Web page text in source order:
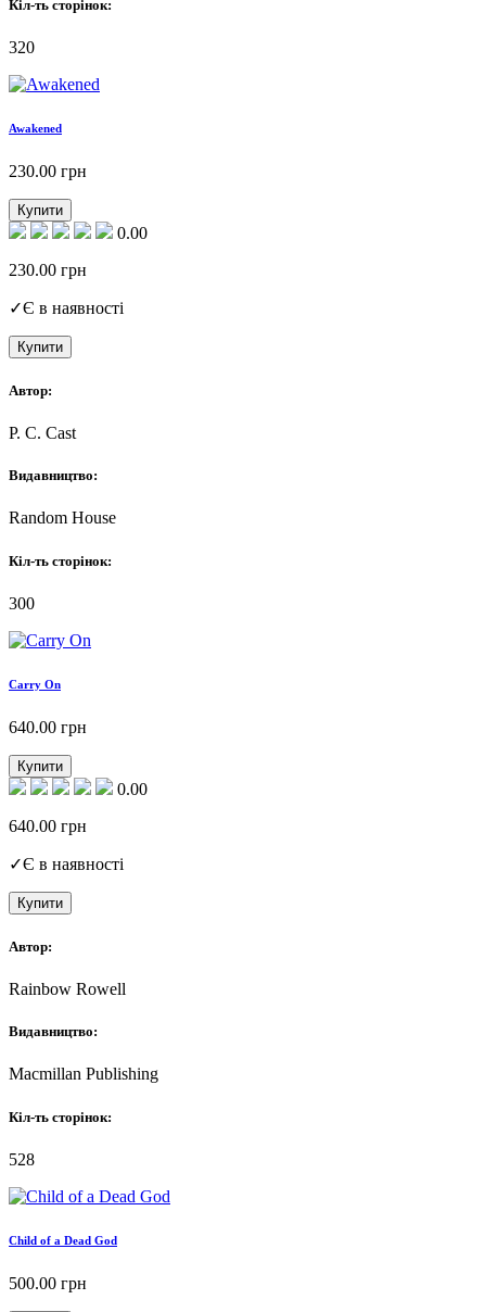
Кіл-ть сторінок:
320
Awakened
230.00 грн
Купити
0.00
230.00 грн
✓Є в наявності
Купити
Автор:
P. C. Cast
Видавництво:
Random House
Кіл-ть сторінок:
300
Carry On
640.00 грн
Купити
0.00
640.00 грн
✓Є в наявності
Купити
Автор:
Rainbow Rowell
Видавництво:
Macmillan Publishing
Кіл-ть сторінок:
528
Child of a Dead God
500.00 грн